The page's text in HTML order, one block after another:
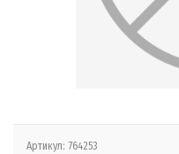
Артикул: 764253